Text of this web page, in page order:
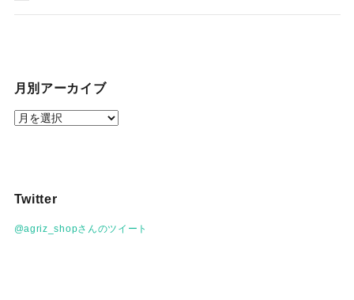
月別アーカイブ
月
イ
Twitter
@agriz_shopさんのツイート